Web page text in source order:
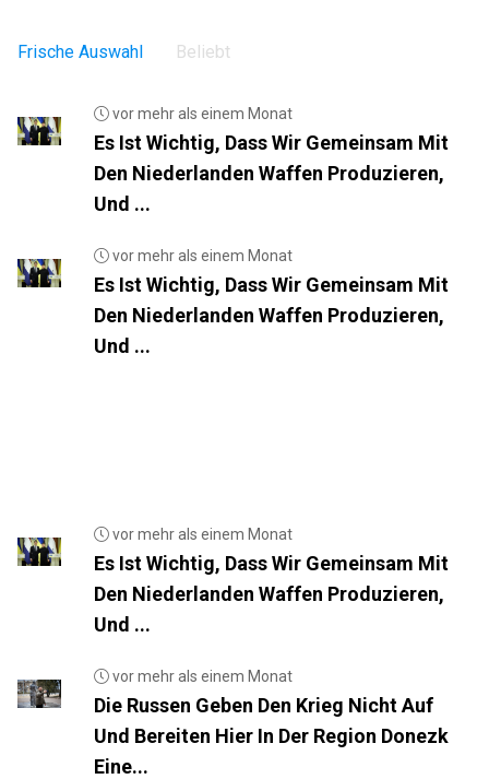
Frische Auswahl Beliebt
vor mehr als einem Monat
Es Ist Wichtig, Dass Wir Gemeinsam Mit
Den Niederlanden Waffen Produzieren,
Und ...
vor mehr als einem Monat
Es Ist Wichtig, Dass Wir Gemeinsam Mit
Den Niederlanden Waffen Produzieren,
Und ...
vor mehr als einem Monat
Es Ist Wichtig, Dass Wir Gemeinsam Mit
Den Niederlanden Waffen Produzieren,
Und ...
vor mehr als einem Monat
Die Russen Geben Den Krieg Nicht Auf
Und Bereiten Hier In Der Region Donezk
Eine...